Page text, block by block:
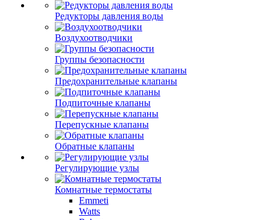
Редукторы давления воды
Воздухоотводчики
Группы безопасности
Предохранительные клапаны
Подпиточные клапаны
Перепускные клапаны
Обратные клапаны
Регулирующие узлы
Комнатные термостаты
Emmeti
Watts